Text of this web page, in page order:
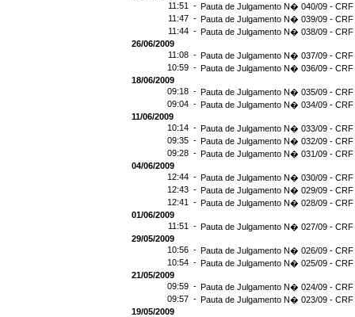
11:51 - Pauta de Julgamento N� 040/09 - CRF
11:47 - Pauta de Julgamento N� 039/09 - CRF
11:44 - Pauta de Julgamento N� 038/09 - CRF
26/06/2009
11:08 - Pauta de Julgamento N� 037/09 - CRF
10:59 - Pauta de Julgamento N� 036/09 - CRF
18/06/2009
09:18 - Pauta de Julgamento N� 035/09 - CRF
09:04 - Pauta de Julgamento N� 034/09 - CRF
11/06/2009
10:14 - Pauta de Julgamento N� 033/09 - CRF
09:35 - Pauta de Julgamento N� 032/09 - CRF
09:28 - Pauta de Julgamento N� 031/09 - CRF
04/06/2009
12:44 - Pauta de Julgamento N� 030/09 - CRF
12:43 - Pauta de Julgamento N� 029/09 - CRF
12:41 - Pauta de Julgamento N� 028/09 - CRF
01/06/2009
11:51 - Pauta de Julgamento N� 027/09 - CRF
29/05/2009
10:56 - Pauta de Julgamento N� 026/09 - CRF
10:54 - Pauta de Julgamento N� 025/09 - CRF
21/05/2009
09:59 - Pauta de Julgamento N� 024/09 - CRF
09:57 - Pauta de Julgamento N� 023/09 - CRF
19/05/2009